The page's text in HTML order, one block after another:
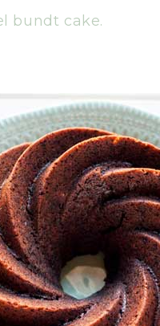
bundt cake.